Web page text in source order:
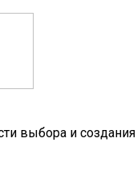
выбора и создания